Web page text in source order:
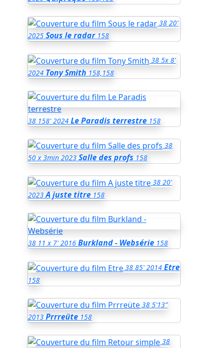
38 20'
2025 Sous le radar 158
38 5x 8'
2024 Tony Smith 158,158
38 158' 2024 Le Paradis terrestre 158
38
50 x 3min 2023 Salle des profs 158
38 20'
2023 A juste titre 158
38 11 x 7' 2016 Burkland - Websérie 158
38 85' 2014 Etre
158
38 5'13”
2013 Prrreüte 158
38